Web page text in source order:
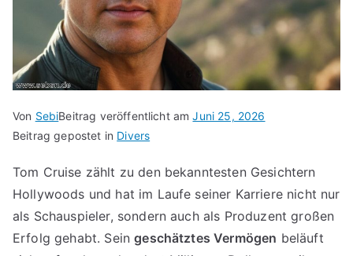
Von SebiBeitrag veröffentlicht amJuni 25, 2026
Beitrag gepostet in Divers
Tom Cruise zählt zu den bekanntesten Gesichtern
Hollywoods und hat im Laufe seiner Karriere nicht nur
als Schauspieler, sondern auch als Produzent großen
Erfolg gehabt. Seingeschätztes Vermögen beläuft